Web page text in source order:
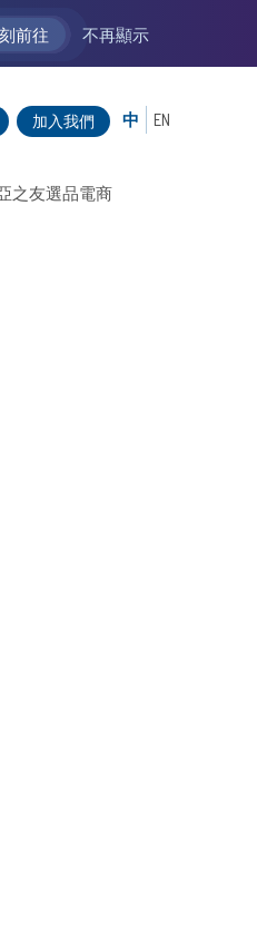
加入我們
之友選品電商
中 EN
前往 不再顯示